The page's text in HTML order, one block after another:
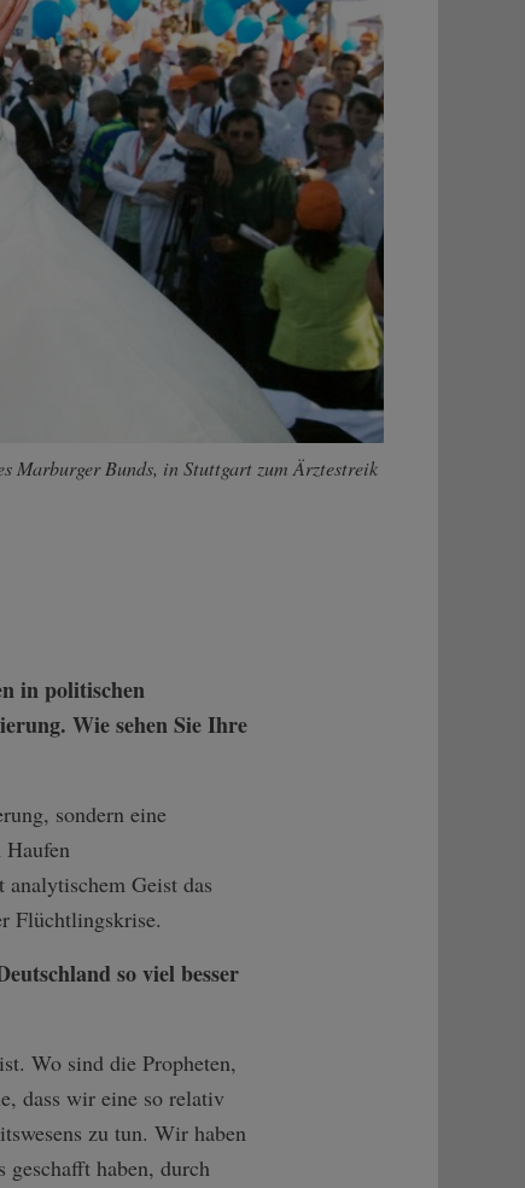
Marburger Bunds, in Stuttgart zum Ärztestreik
in politischen
Wie sehen Sie Ihre
sondern eine
Geist das
Flüchtlingskrise.
so viel besser
Wo sind die Propheten,
dass wir eine so relativ
zu tun. Wir haben
haben, durch